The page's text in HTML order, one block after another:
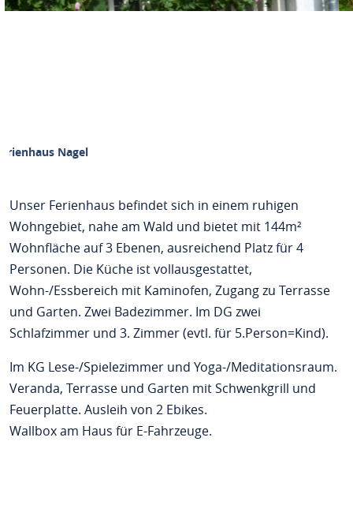
Nagel
Unser Ferienhaus befindet sich in einem ruhigen
Wohngebiet, nahe am Wald und bietet mit 144m²
Wohnfläche auf 3 Ebenen, ausreichend Platz für 4
Personen. Die Küche ist vollausgestattet,
Wohn-/Essbereich mit Kaminofen, Zugang zu Terrasse
und Garten. Zwei Badezimmer. Im DG zwei
Schlafzimmer und 3. Zimmer (evtl. für 5.Person=Kind).
Im KG Lese-/Spielezimmer und Yoga-/Meditationsraum.
Veranda, Terrasse und Garten mit Schwenkgrill und
Feuerplatte. Ausleih von 2 Ebikes.
Wallbox am Haus für E-Fahrzeuge.